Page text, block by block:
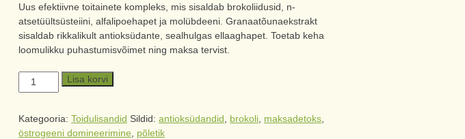
Uus efektiivne toitainete kompleks, mis sisaldab brokoliidusid, n-
atsetüültsüsteiini, alfalipoehapet ja molübdeeni. Granaatõunaekstrakt
sisaldab rikkalikult antioksüdante, sealhulgas ellaaghapet. Toetab keha
loomulikku puhastumisvõimet ning maksa tervist.
Lisa korvi
Kategooria:Toidulisandid Sildid:antioksüdandid brokoli maksadetoks
östrogeeni domineerimine
põletik